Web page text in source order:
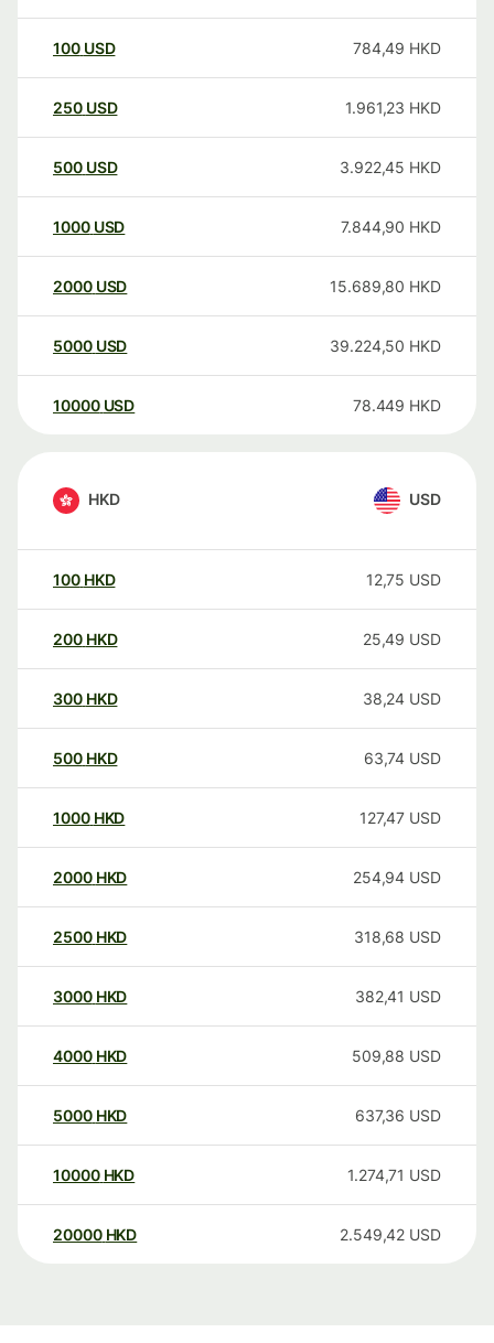
100 USD 784,49 HKD
250 USD 1.961,23 HKD
500 USD 3.922,45 HKD
1000 USD 7.844,90 HKD
2000 USD 15.689,80 HKD
5000 USD 39.224,50 HKD
10000 USD 78.449 HKD
HKD USD
100 HKD 12,75 USD
200 HKD 25,49 USD
300 HKD 38,24 USD
500 HKD 63,74 USD
1000 HKD 127,47 USD
2000 HKD 254,94 USD
2500 HKD 318,68 USD
3000 HKD 382,41 USD
4000 HKD 509,88 USD
5000 HKD 637,36 USD
10000 HKD 1.274,71 USD
20000 HKD 2.549,42 USD